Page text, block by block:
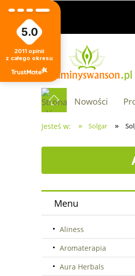
Nowości
Jesteś w: » Solgar »
Menu
Aliness
Aromaterapia
Aura Herbals
5.0
2011 opinii
z całego okresu